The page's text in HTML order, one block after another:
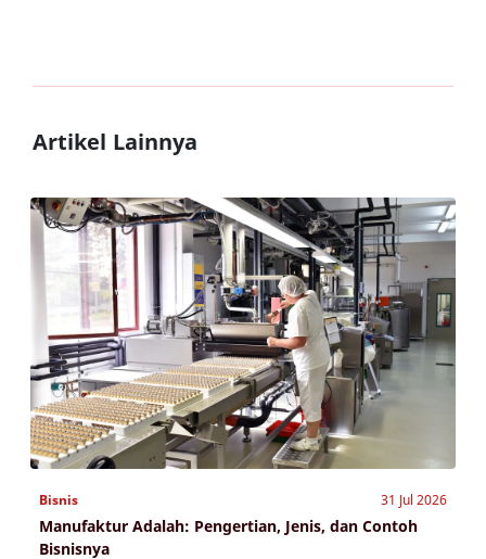
Artikel Lainnya
Bisnis 31 Jul 2026
Manufaktur Adalah: Pengertian, Jenis, dan Contoh
Bisnisnya